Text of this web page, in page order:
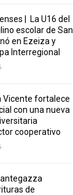
| La U16 del
escolar de San
en Ezeiza y
Interregional
Vicente fortalece
con una nueva
cooperativo
de